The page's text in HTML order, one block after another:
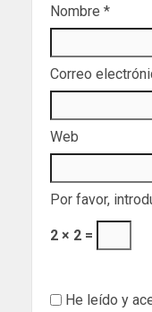
Nombre *
Correo
Web
Por favor,
2 × 2 =
He leído y